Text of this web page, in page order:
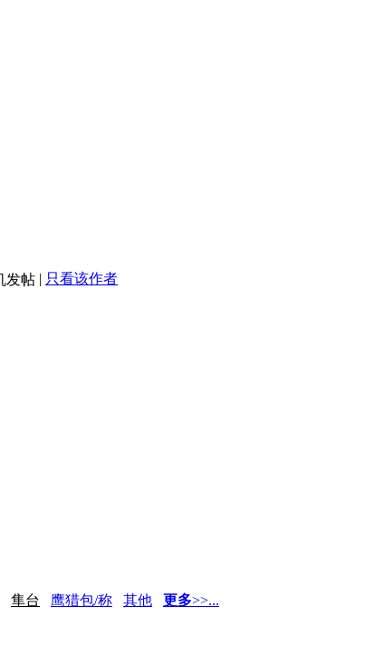
| 只看该作者
隼台 鹰猎包/称 其他 更多>>...